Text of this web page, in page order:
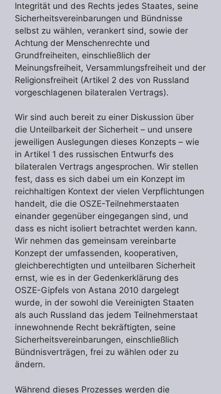
Integrität und des Rechts jedes Staates, seine
Sicherheitsvereinbarungen und Bündnisse
selbst zu wählen, verankert sind, sowie der
Achtung der Menschenrechte und
Grundfreiheiten, einschließlich der
Meinungsfreiheit, Versammlungsfreiheit und der
Religionsfreiheit (Artikel 2 des von Russland
vorgeschlagenen bilateralen Vertrags).
Wir sind auch bereit zu einer Diskussion über
die Unteilbarkeit der Sicherheit – und unsere
jeweiligen Auslegungen dieses Konzepts – wie
in Artikel 1 des russischen Entwurfs des
bilateralen Vertrags angesprochen. Wir stellen
fest, dass es sich dabei um ein Konzept im
reichhaltigen Kontext der vielen Verpflichtungen
handelt, die die OSZE-Teilnehmerstaaten
einander gegenüber eingegangen sind, und
dass es nicht isoliert betrachtet werden kann.
Wir nehmen das gemeinsam vereinbarte
Konzept der umfassenden, kooperativen,
gleichberechtigten und unteilbaren Sicherheit
ernst, wie es in der Gedenkerklärung des
OSZE-Gipfels von Astana 2010 dargelegt
wurde, in der sowohl die Vereinigten Staaten
als auch Russland das jedem Teilnehmerstaat
innewohnende Recht bekräftigten, seine
Sicherheitsvereinbarungen, einschließlich
Bündnisverträgen, frei zu wählen oder zu
ändern.
Während dieses Prozesses werden die